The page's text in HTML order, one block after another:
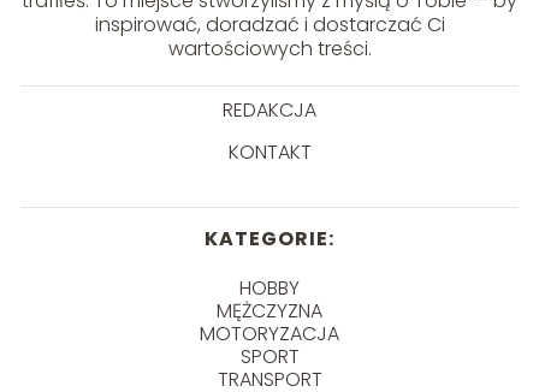
inspirować, doradzać i dostarczać Ci
wartościowych treści.
REDAKCJA
KONTAKT
KATEGORIE:
HOBBY
MĘŻCZYZNA
MOTORYZACJA
SPORT
TRANSPORT